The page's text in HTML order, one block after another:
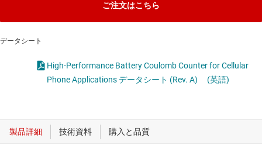
ご注文はこちら
データシート
High-Performance Battery Coulomb Counter for Cellular
Phone Applications データシート (Rev. A)
(英語)